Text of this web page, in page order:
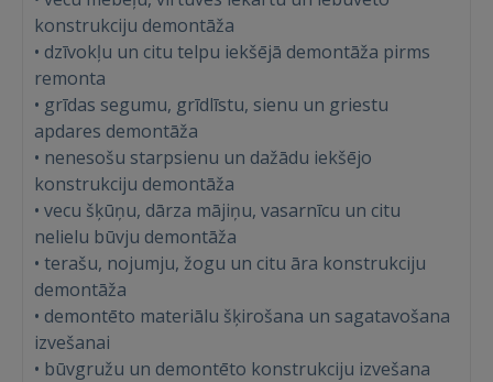
Ienākt
IENĀKT
Aizmirsāt paroli? Atcerēties?
FACEBOOK
konstrukciju demontāža
• dzīvokļu un citu telpu iekšējā demontāža pirms
remonta
• grīdas segumu, grīdlīstu, sienu un griestu
apdares demontāža
• nenesošu starpsienu un dažādu iekšējo
konstrukciju demontāža
• vecu šķūņu, dārza mājiņu, vasarnīcu un citu
nelielu būvju demontāža
• terašu, nojumju, žogu un citu āra konstrukciju
demontāža
• demontēto materiālu šķirošana un sagatavošana
izvešanai
• būvgružu un demontēto konstrukciju izvešana